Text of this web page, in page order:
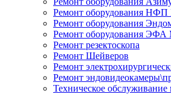
Ремонт оборудования НФП
Ремонт оборудования
Ремонт оборудования ЭФА
Ремонт резектоскопа
Ремонт Шейверов
Ремонт
Ремонт
Техническое